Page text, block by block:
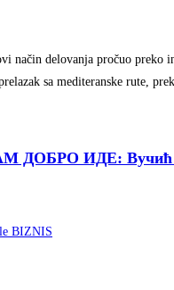
način delovanja pročuo
sa mediteranske rute,
ИДЕ: Вучић од